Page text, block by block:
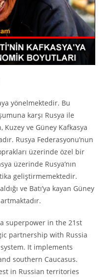
yönelmektedir. Bu
karşı Rusya ile
ve Güney Kafkasya
Rusya Federasyonu’nun
üzerinde özel bir
üzerinde Rusya’nın
geliştirmemektedir.
ve Batı’ya kayan Güney
superpower in the 21st
partnership with Russia
It implements
southern Caucasus.
in Russian territories